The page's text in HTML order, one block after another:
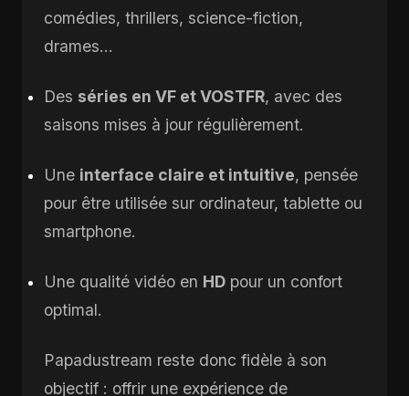
comédies, thrillers, science-fiction,
drames…
Des séries en VF et VOSTFR, avec des
saisons mises à jour régulièrement.
Une interface claire et intuitive, pensée
pour être utilisée sur ordinateur, tablette ou
smartphone.
Une qualité vidéo en HD pour un confort
optimal.
Papadustream reste donc fidèle à son
objectif : offrir une expérience de